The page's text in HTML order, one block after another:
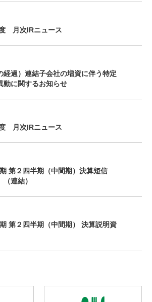
月次IRニュース
経過）連結子会社の増資に伴う特定
動に関するお知らせ
月次IRニュース
第２四半期（中間期）決算短信
（連結）
第２四半期（中間期） 決算説明資